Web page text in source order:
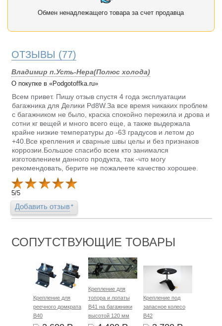
Обмен ненадлежащего товара за счет продавца
ОТЗЫВЫ (77)
Владимир п.Усть-Нера(Полюс холода)
О покупке в «Podgotoffka.ru»
Всем привет. Пишу отзыв спустя 4 года эксплуатации
багажника для Делики Pd8W.За все время никаких проблем
с багажником не было, краска спокойно пережила и дрова и
сотни кг вещей и много всего еще, а также выдержала
крайне низкие температуры до -63 градусов и летом до
+40.Все крепления и сварные швы целы и без признаков
коррозии.Большое спасибо всем кто занимался
изготовлением данного продукта, так -что могу
рекомендовать, берите не пожалеете качество хорошее.
5/5
Добавить отзыв
СОПУТСТВУЮЩИЕ ТОВАРЫ
Крепление для
реечного домкрата
B40
Крепление для
топора и лопаты
B41 на багажники
высотой 120 мм
Крепление под
запасное колесо
B42